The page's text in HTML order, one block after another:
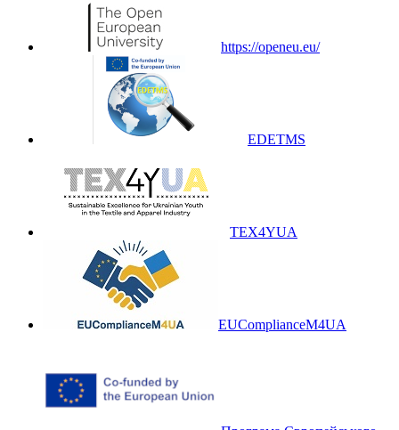
https://openeu.eu/
EDETMS
TEX4YUA
EUComplianceM4UA